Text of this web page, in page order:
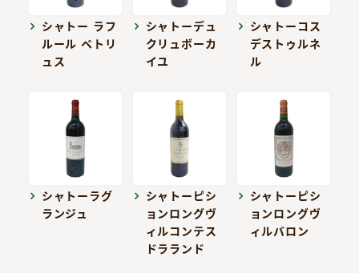
シャトー ラフ
ルール ペトリ
ュス
シャトーデュ
クリュボーカ
イユ
シャトーコス
デストゥルネ
ル
シャトーラグ
ランジュ
シャトーピシ
ョンロングヴ
ィルコンテス
ドラランド
シャトーピシ
ョンロングヴ
ィルバロン